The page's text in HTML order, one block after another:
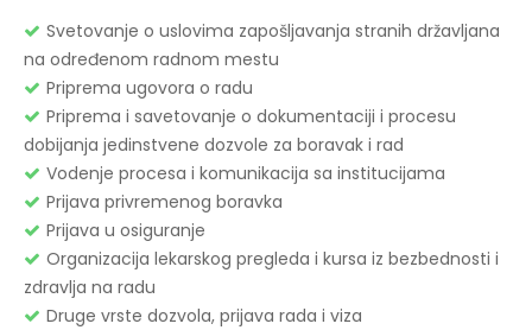
Svetovanje o uslovima zapošljavanja stranih državljana
na određenom radnom mestu
Priprema ugovora o radu
Priprema i savetovanje o dokumentaciji i procesu
dobijanja jedinstvene dozvole za boravak i rad
Vodenje procesa i komunikacija sa institucijama
Prijava privremenog boravka
Prijava u osiguranje
Organizacija lekarskog pregleda i kursa iz bezbednosti i
zdravlja na radu
Druge vrste dozvola, prijava rada i viza